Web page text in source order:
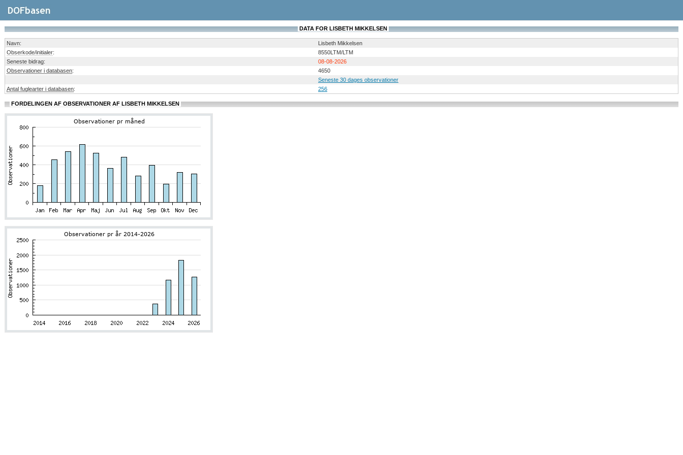
DATA FOR LISBETH MIKKELSEN
Navn:
Lisbeth Mikkelsen
Obserkode/initialer:
8550LTM/LTM
Seneste bidrag:
08-08-2026
Observationer i databasen:
4650
Seneste 30 dages observationer
Antal fuglearter i databasen: 256
FORDELINGEN AF OBSERVATIONER AF LISBETH MIKKELSEN